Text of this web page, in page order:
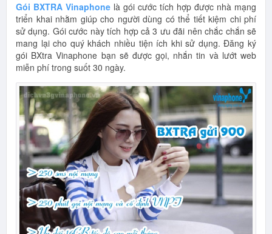
Gói BXTRA Vinaphone là gói cước tích hợp được nhà mạng
triển khai nhằm giúp cho người dùng có thể tiết kiệm chi phí
sử dụng. Gói cước này tích hợp cả 3 ưu đãi nên chắc chắn sẽ
mang lại cho quý khách nhiều tiện ích khi sử dụng. Đăng ký
gói BXtra Vinaphone bạn sẽ được gọi, nhắn tin và lướt web
miễn phí trong suốt 30 ngày.